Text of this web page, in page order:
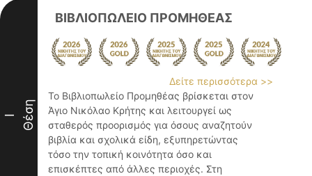
I Θέση
ΒΙΒΛΙΟΠΩΛΕΙΟ ΠΡΟΜΗΘΕΑΣ
Δείτε περισσότερα >>
Το Βιβλιοπωλείο Προμηθέας βρίσκεται στον
Άγιο Νικόλαο Κρήτης και λειτουργεί ως
σταθερός προορισμός για όσους αναζητούν
βιβλία και σχολικά είδη, εξυπηρετώντας
τόσο την τοπική κοινότητα όσο και
επισκέπτες από άλλες περιοχές. Στη